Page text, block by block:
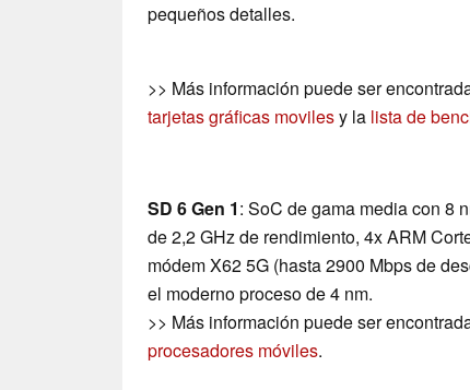
pequeños detalles.
>> Más información puede ser
tarjetas gráficas movilesy la lista de
SD 6 Gen 1: SoC de gama media con 8
de 2,2 GHz de rendimiento, 4x ARM
módem X62 5G (hasta 2900 Mbps de
el moderno proceso de 4 nm.
>> Más información puede ser
procesadores móviles.